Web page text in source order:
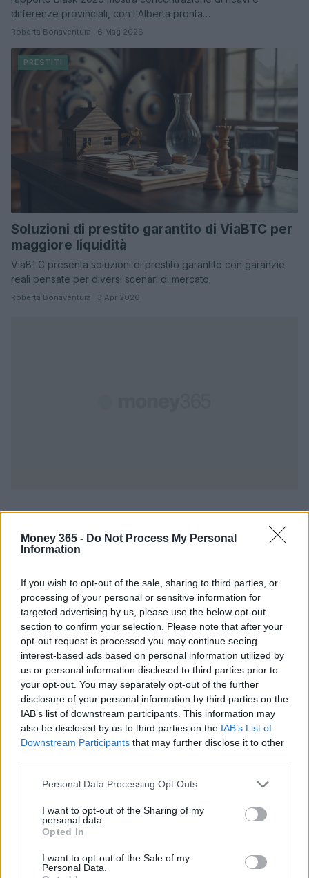
Money 365 - Do Not Process My Personal
Information
If you wish to opt-out of the sale, sharing to third parties, or
processing of your personal or sensitive information for
targeted advertising by us, please use the below opt-out
section to confirm your selection. Please note that after your
opt-out request is processed you may continue seeing
interest-based ads based on personal information utilized by
us or personal information disclosed to third parties prior to
your opt-out. You may separately opt-out of the further
disclosure of your personal information by third parties on the
IAB’s list of downstream participants. This information may
also be disclosed by us to third parties on the IAB’s List of
Downstream Participants that may further disclose it to other
Please note that this website/app uses one or more Google
not limited to your visit or usage behaviour. You may click to
grant or deny consent to Google and its third-party tags to
use your data for below specified purposes in below Google
consent section.
Personal Data Processing Opt Outs
I want to opt-out of the Sharing of my
personal data.
Opted In
I want to opt-out of the Sale of my
Personal Data.
differenze provinciali, con l'Alberta pronta…
Roberta Bonaventura · 6 Mag 2026
PRESTITI
Soluzioni di prestito garantito di ViaBTC per
maggiore liquidità
ViaBTC presenta soluzioni di prestito garantito con garanzie
reali pensate per diversi scenari di mercato
Roberta Bonaventura · 3 Apr 2026
PIÙ LETTI
1
Come fare la riconciliazione bancaria in modo
semplice per una PMI
2 Investimenti sostenibili: la rivoluzione verde e digitale
premia gli azionisti
3
L’impatto dei tassi di interesse sui mutui in Italia nel
2024
4 Piano pluriennale da 192,8 milioni per la ricostruzione
dei territori emiliano-romagnoli
5 Proteste a Cala Finanza e battaglie legali: cosa sta